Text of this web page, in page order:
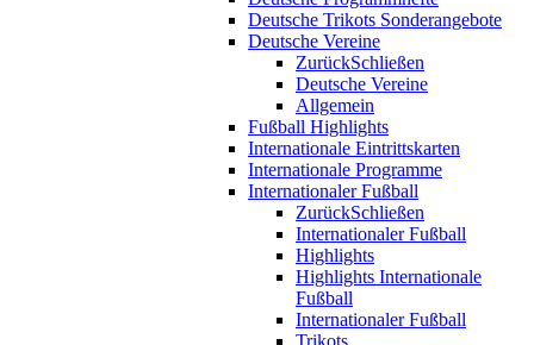
Deutsche Trikots Sonderangebote
Deutsche Vereine
ZurückSchließen
Deutsche Vereine
Allgemein
Fußball Highlights
Internationale Eintrittskarten
Internationale Programme
Internationaler Fußball
ZurückSchließen
Internationaler Fußball
Highlights
Highlights Internationale
Fußball
Internationaler Fußball
Trikots